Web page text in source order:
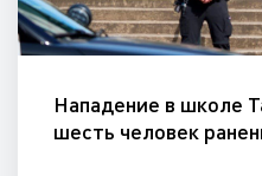
Нападение в школе
шесть человек